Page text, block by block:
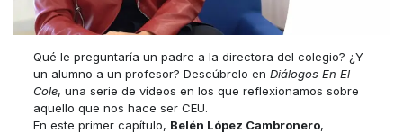
Qué le preguntaría un padre a la directora del colegio? ¿Y
un alumno a un profesor? Descúbrelo en Diálogos En El
Cole, una serie de vídeos en los que reflexionamos sobre
aquello que nos hace ser CEU.
En este primer capítulo, Belén López Cambronero,